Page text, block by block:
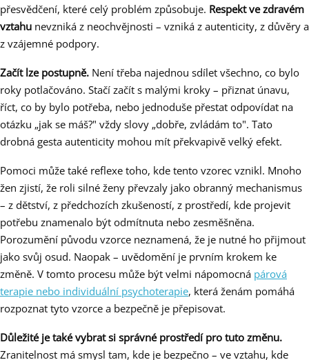
přesvědčení, které celý problém způsobuje. Respekt ve zdravém
vztahu nevzniká z neochvějnosti – vzniká z autenticity, z důvěry a
z vzájemné podpory.
Začít lze postupně. Není třeba najednou sdílet všechno, co bylo
roky potlačováno. Stačí začít s malými kroky – přiznat únavu,
říct, co by bylo potřeba, nebo jednoduše přestat odpovídat na
otázku „jak se máš?" vždy slovy „dobře, zvládám to". Tato
drobná gesta autenticity mohou mít překvapivě velký efekt.
Pomoci může také reflexe toho, kde tento vzorec vznikl. Mnoho
žen zjistí, že roli silné ženy převzaly jako obranný mechanismus
– z dětství, z předchozích zkušeností, z prostředí, kde projevit
potřebu znamenalo být odmítnuta nebo zesměšněna.
Porozumění původu vzorce neznamená, že je nutné ho přijmout
jako svůj osud. Naopak – uvědomění je prvním krokem ke
změně. V tomto procesu může být velmi nápomocná párová
terapie nebo individuální psychoterapie, která ženám pomáhá
rozpoznat tyto vzorce a bezpečně je přepisovat.
Důležité je také vybrat si správné prostředí pro tuto změnu.
Zranitelnost má smysl tam, kde je bezpečno – ve vztahu, kde